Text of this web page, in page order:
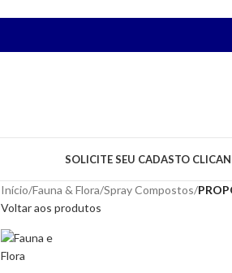
SOLICITE SEU CADASTO
Início/Fauna & Flora/Spray Compostos/
Voltar aos produtos